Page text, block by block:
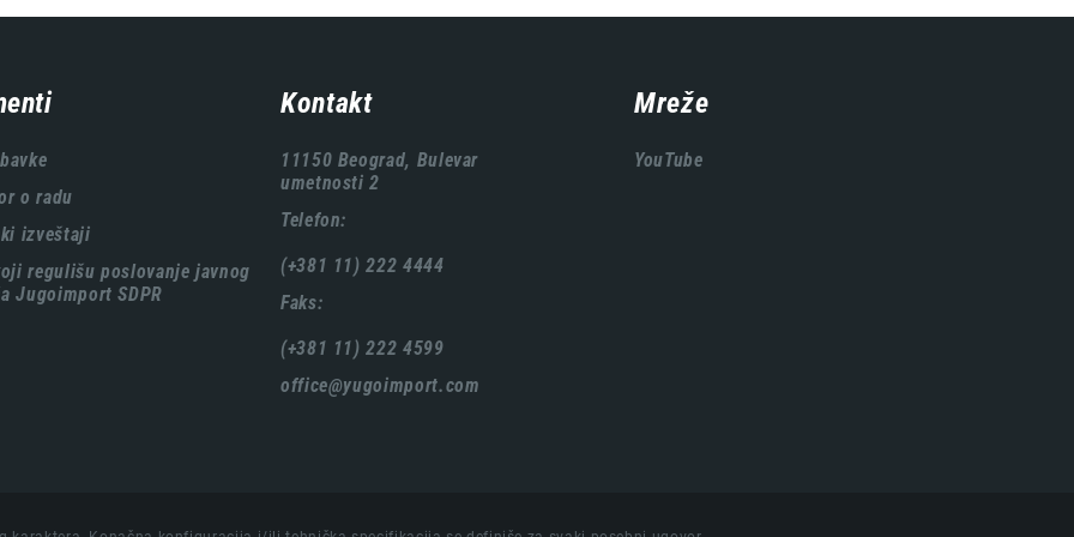
o radu
izveštaji
regulišu poslovanje javnog
Jugoimport SDPR
Kontakt
11150 Beograd, Bulevar
umetnosti 2
Telefon:
(+381 11) 222 4444
Faks:
(+381 11) 222 4599
office@yugoimport.com
Mreže
YouTube